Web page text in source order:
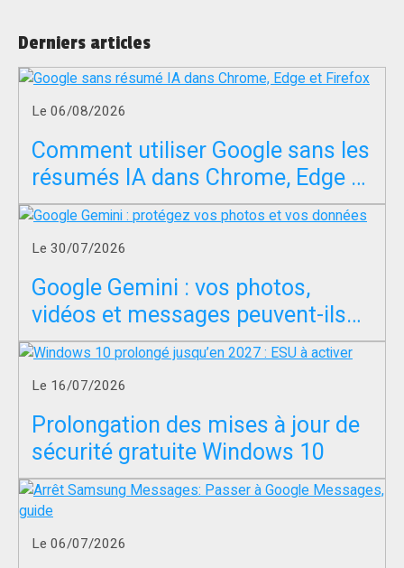
Derniers articles
Le 06/08/2026
Comment utiliser Google sans les
résumés IA dans Chrome, Edge et
Firefox ?
Le 30/07/2026
Google Gemini : vos photos,
vidéos et messages peuvent-ils
servir à entraîner l’IA ?
Le 16/07/2026
Prolongation des mises à jour de
sécurité gratuite Windows 10
Le 06/07/2026